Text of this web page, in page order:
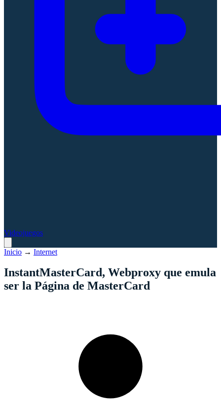
Videojuegos
Inicio → Internet
InstantMasterCard, Webproxy que emula
ser la Página de MasterCard